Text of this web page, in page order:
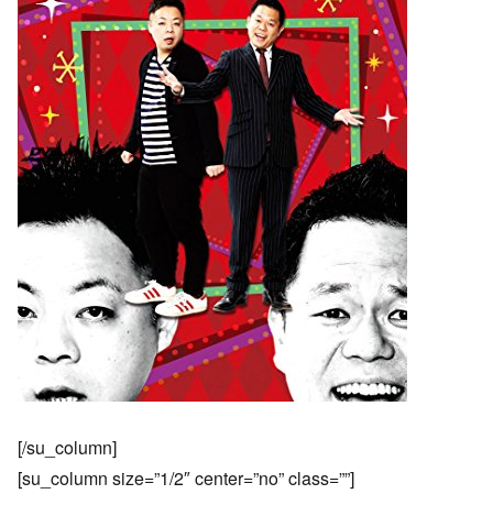
[/su_column]
[su_column size=”1/2″ center=”no” class=””]